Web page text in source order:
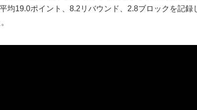
均19.0ポイント、8.2リバウンド、2.8ブロックを記録